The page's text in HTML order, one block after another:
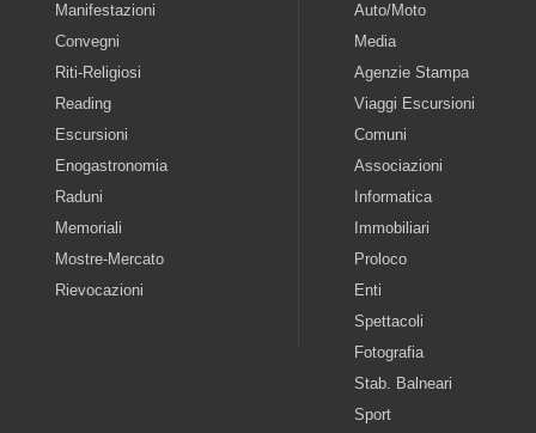
Manifestazioni
Convegni
Riti-Religiosi
Reading
Escursioni
Enogastronomia
Raduni
Memoriali
Mostre-Mercato
Rievocazioni
Auto/Moto
Media
Agenzie Stampa
Viaggi Escursioni
Comuni
Associazioni
Informatica
Immobiliari
Proloco
Enti
Spettacoli
Fotografia
Stab. Balneari
Sport